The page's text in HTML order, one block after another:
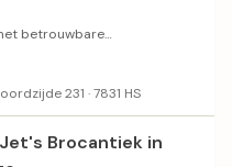
betrouwbare
231 · 7831 HS
Brocantiek in